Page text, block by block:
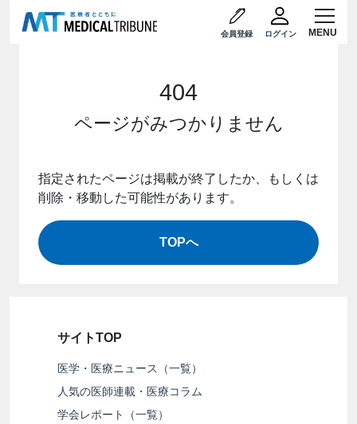
会員登録 ログイン
404
ページがみつかりません
指定されたページは掲載が終了したか、もしくは
削除・移動した可能性があります。
TOPへ
サイトTOP
医学・医療ニュース（一覧）
人気の医師連載・医療コラム
学会レポート（一覧）